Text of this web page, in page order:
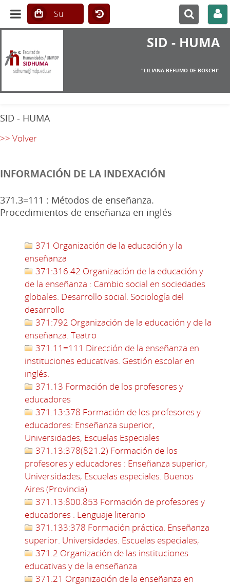
SID - HUMA
"LILIANA BEFUMO DE BOSCHI"
SID - HUMA
>> Volver
INFORMACIÓN DE LA INDEXACIÓN
371.3=111 : Métodos de enseñanza.
Procedimientos de enseñanza en inglés
371 Organización de la educación y la
enseñanza
371:316.42 Organización de la educación y
de la enseñanza : Cambio social en sociedades
globales. Desarrollo social. Sociología del
desarrollo
371:792 Organización de la educación y de la
enseñanza. Teatro
371.11=111 Dirección de la enseñanza en
instituciones educativas. Gestión escolar en
inglés.
371.13 Formación de los profesores y
educadores
371.13:378 Formación de los profesores y
educadores: Enseñanza superior,
Universidades, Escuelas Especiales
371.13:378(821.2) Formación de los
profesores y educadores : Enseñanza superior,
Universidades, Escuelas especiales. Buenos
Aires (Provincia)
371.13:800.853 Formación de profesores y
educadores : Lenguaje literario
371.133:378 Formación práctica. Enseñanza
superior. Universidades. Escuelas especiales,
371.2 Organización de las instituciones
educativas y de la enseñanza
371.21 Organización de la enseñanza en